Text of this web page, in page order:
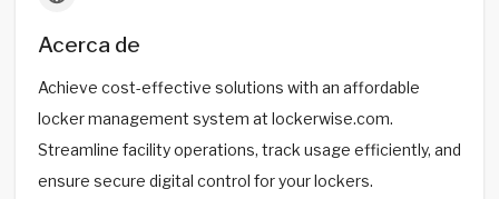
Acerca de
Achieve cost-effective solutions with an affordable
locker management system at lockerwise.com.
Streamline facility operations, track usage efficiently, and
ensure secure digital control for your lockers.